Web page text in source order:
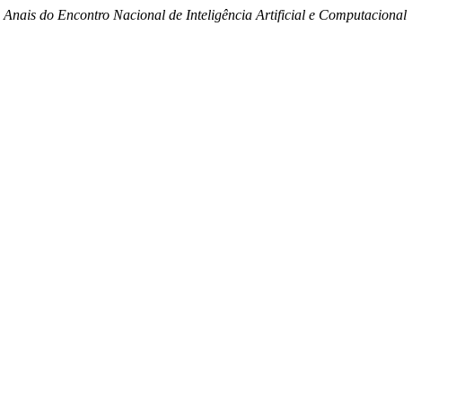
Anais do Encontro Nacional de Inteligência Artificial e Computacional